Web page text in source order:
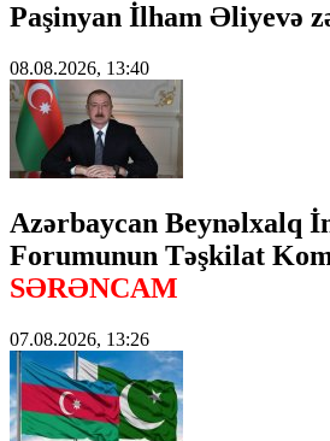
Paşinyan İlham Əliyevə
08.08.2026, 13:40
Azərbaycan Beynəlxalq
Forumunun Təşkilat
SƏRƏNCAM
07.08.2026, 13:26